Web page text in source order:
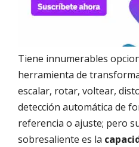
Tiene innumerables
herramienta de
escalar, rotar, voltear,
detección automática de
referencia o ajuste; pero
sobresaliente es la